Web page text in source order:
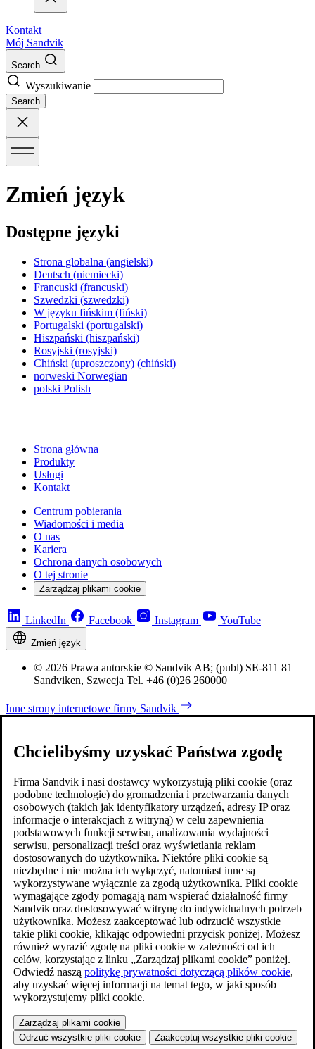
Kontakt
Mój Sandvik
Search
Wyszukiwanie
Search
Zmień język
Dostępne języki
Strona globalna (angielski)
Deutsch (niemiecki)
Francuski (francuski)
Szwedzki (szwedzki)
W języku fińskim (fiński)
Portugalski (portugalski)
Hiszpański (hiszpański)
Rosyjski (rosyjski)
Chiński (uproszczony) (chiński)
norweski Norwegian
polski Polish
Strona główna
Produkty
Usługi
Kontakt
Centrum pobierania
Wiadomości i media
O nas
Kariera
Ochrona danych osobowych
O tej stronie
Zarządzaj plikami cookie
LinkedIn Facebook Instagram YouTube
Zmień język
© 2026 Prawa autorskie © Sandvik AB; (publ) SE-811 81
Sandviken, Szwecja Tel. +46 (0)26 260000
Inne strony internetowe firmy Sandvik
Chcielibyśmy uzyskać Państwa zgodę
Firma Sandvik i nasi dostawcy wykorzystują pliki cookie (oraz
podobne technologie) do gromadzenia i przetwarzania danych
osobowych (takich jak identyfikatory urządzeń, adresy IP oraz
informacje o interakcjach z witryną) w celu zapewnienia
podstawowych funkcji serwisu, analizowania wydajności
serwisu, personalizacji treści oraz wyświetlania reklam
dostosowanych do użytkownika. Niektóre pliki cookie są
niezbędne i nie można ich wyłączyć, natomiast inne są
wykorzystywane wyłącznie za zgodą użytkownika. Pliki cookie
wymagające zgody pomagają nam wspierać działalność firmy
Sandvik oraz dostosowywać witrynę do indywidualnych potrzeb
użytkownika. Możesz zaakceptować lub odrzucić wszystkie
takie pliki cookie, klikając odpowiedni przycisk poniżej. Możesz
również wyrazić zgodę na pliki cookie w zależności od ich
celów, korzystając z linku „Zarządzaj plikami cookie” poniżej.
Odwiedź naszą politykę prywatności dotyczącą plików cookie,
aby uzyskać więcej informacji na temat tego, w jaki sposób
wykorzystujemy pliki cookie.
Zarządzaj plikami cookie
Odrzuć wszystkie pliki cookie
Zaakceptuj wszystkie pliki cookie